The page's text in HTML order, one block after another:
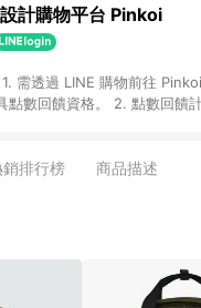
計購物平台 Pinkoi
需透過 LINE 購物前往
點數回饋資格。 2. 點數回饋
限。 6. APP 請更新至
活動說明為準。 11. 若於
銷排行榜 商品描述